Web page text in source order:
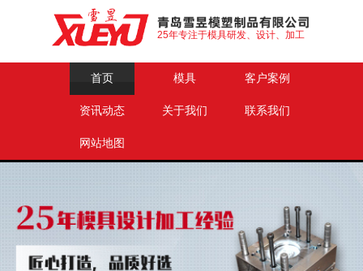
25年专注于模具研发、设计、加工
首页 模具 客户案例
资讯动态 关于我们 联系我们
网站地图